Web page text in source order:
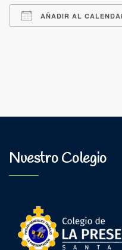
AÑADIR AL
Nuestro Colegio